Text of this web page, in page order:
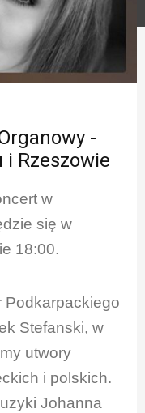
-
i Rzeszowie
w
się w
18:00.
Podkarpackiego
Stefanski, w
utwory
i polskich.
Johanna